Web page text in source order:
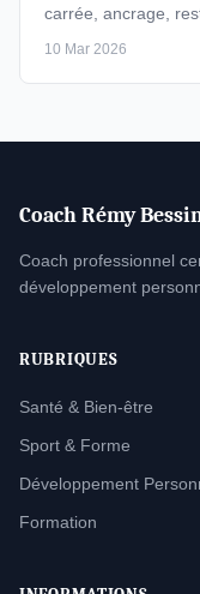
carrée, ancrage,
10 Mar 2026
Coach Rémy
Coach professionnel
développement
RUBRIQUES
Santé & Bien-être
Sport & Forme
Développement
Formation